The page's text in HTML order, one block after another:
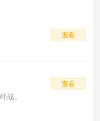
查看
战。
查看